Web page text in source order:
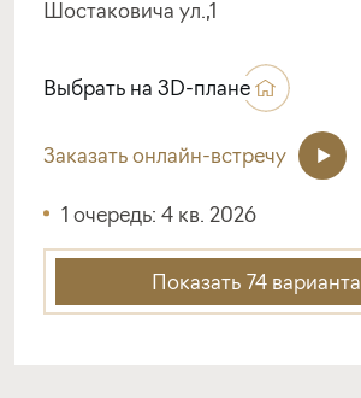
Шостаковича ул.,1
Выбрать на 3D-плане
Заказать онлайн-встречу
1 очередь: 4 кв. 2026
Показать 74 варианта